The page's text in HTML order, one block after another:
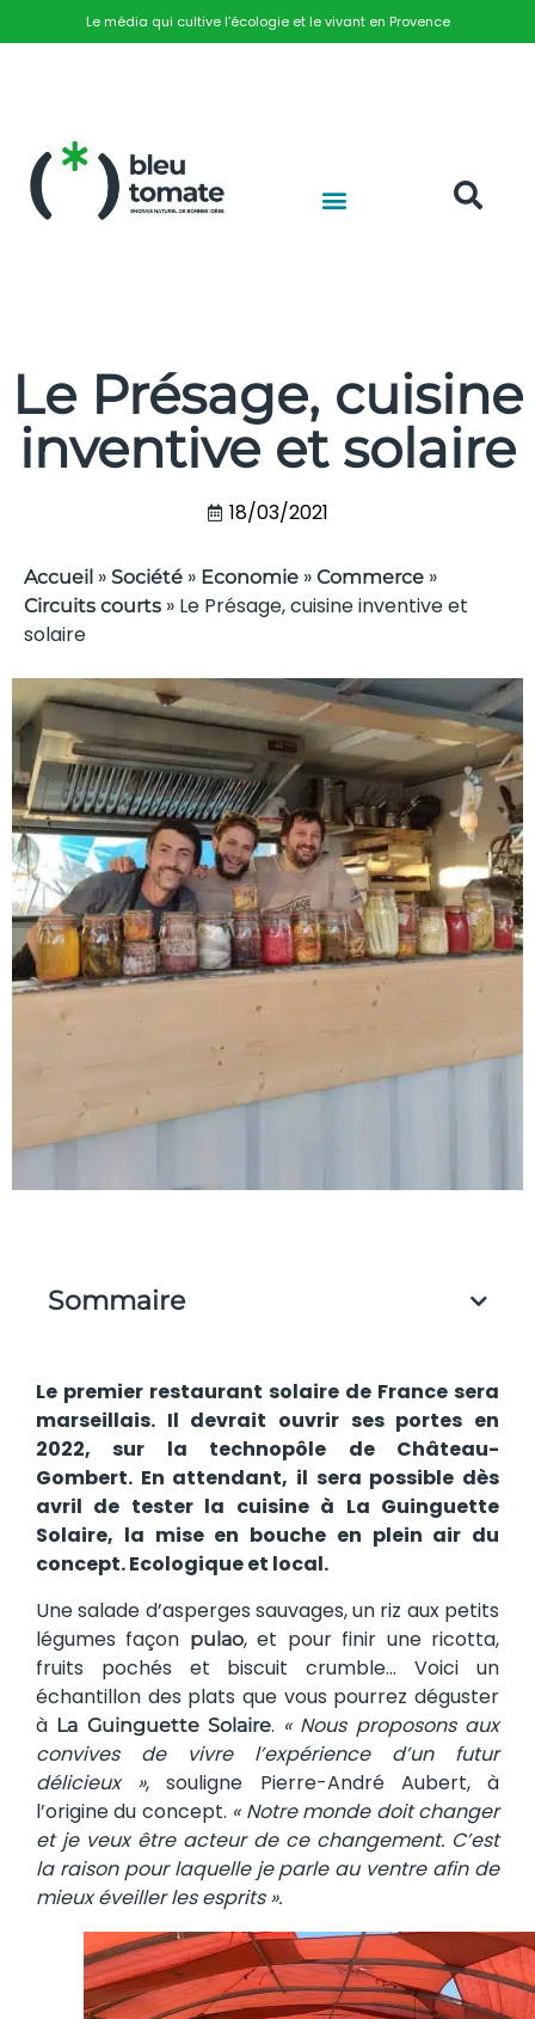
Le média qui cultive l’écologie et le vivant en Provence
Le Présage, cuisine
inventive et solaire
18/03/2021
Accueil » Société » Economie » Commerce »
Circuits courts » Le Présage, cuisine inventive et
solaire
Sommaire
Le premier restaurant solaire de France sera
marseillais. Il devrait ouvrir ses portes en
2022, sur la technopôle de Château-
Gombert. En attendant, il sera possible dès
avril de tester la cuisine à La Guinguette
Solaire, la mise en bouche en plein air du
concept. Ecologique et local.
Une salade d’asperges sauvages, un riz aux petits
légumes façon pulao, et pour finir une ricotta,
fruits pochés et biscuit crumble… Voici un
échantillon des plats que vous pourrez déguster
à La Guinguette Solaire. « Nous proposons aux
convives de vivre l’expérience d’un futur
délicieux », souligne Pierre-André Aubert, à
l’origine du concept. « Notre monde doit changer
et je veux être acteur de ce changement. C’est
la raison pour laquelle je parle au ventre afin de
mieux éveiller les esprits ».